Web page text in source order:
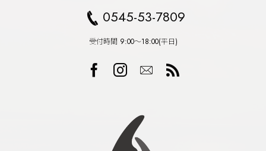
0545-53-7809
受付時間 9:00〜18:00(平日)